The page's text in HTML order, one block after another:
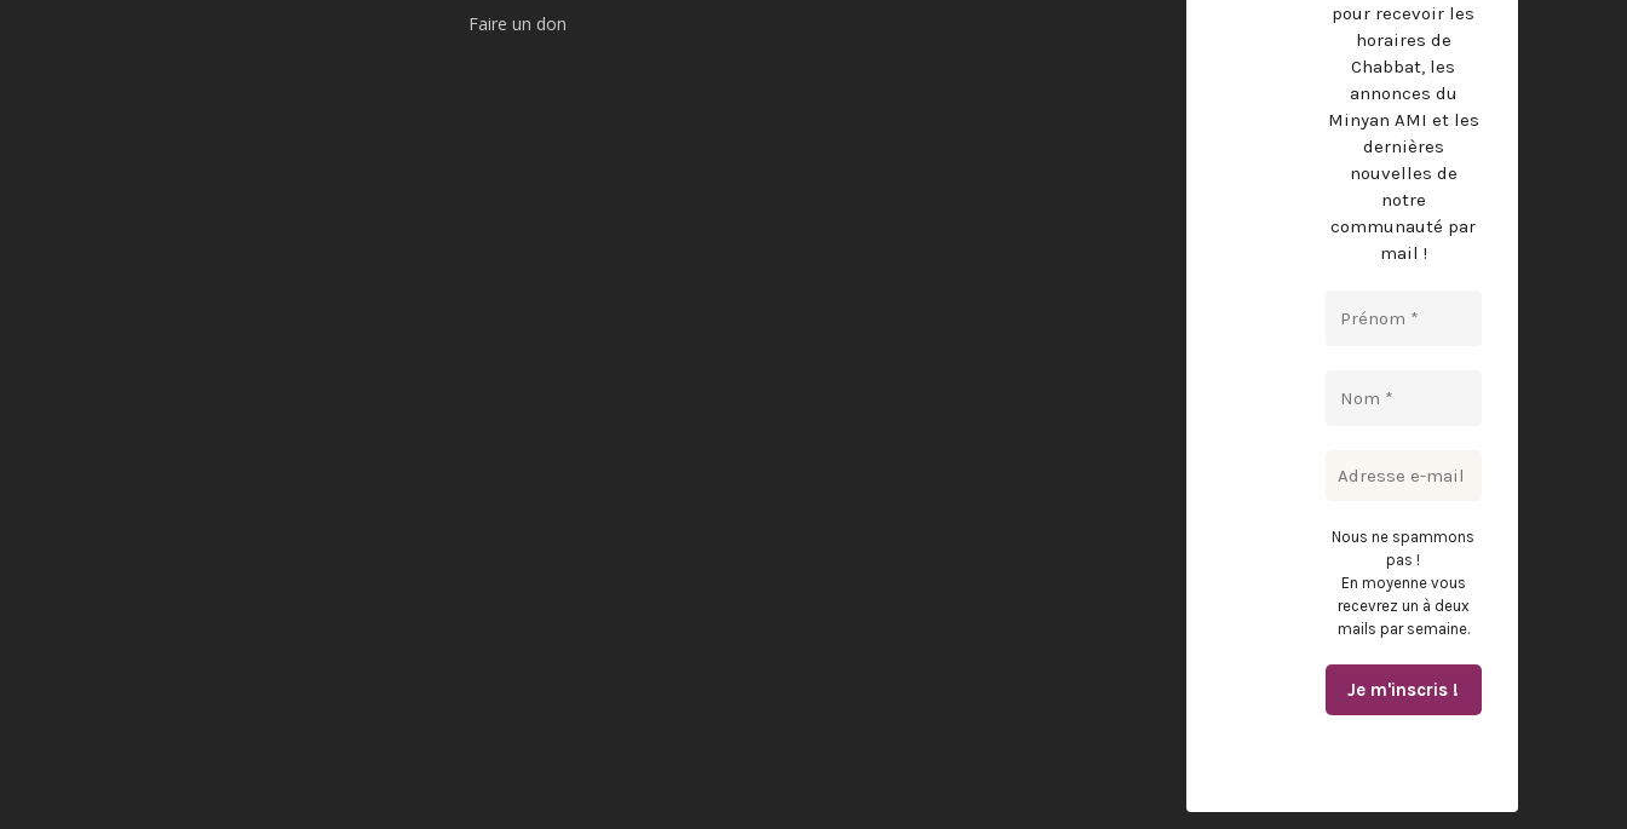
Faire un don
pour recevoir les
horaires de
Chabbat, les
annonces du
Minyan AMI et les
dernières
nouvelles de
notre
communauté par
mail !
Nous ne spammons
pas !
En moyenne vous
recevrez un à deux
mails par semaine.